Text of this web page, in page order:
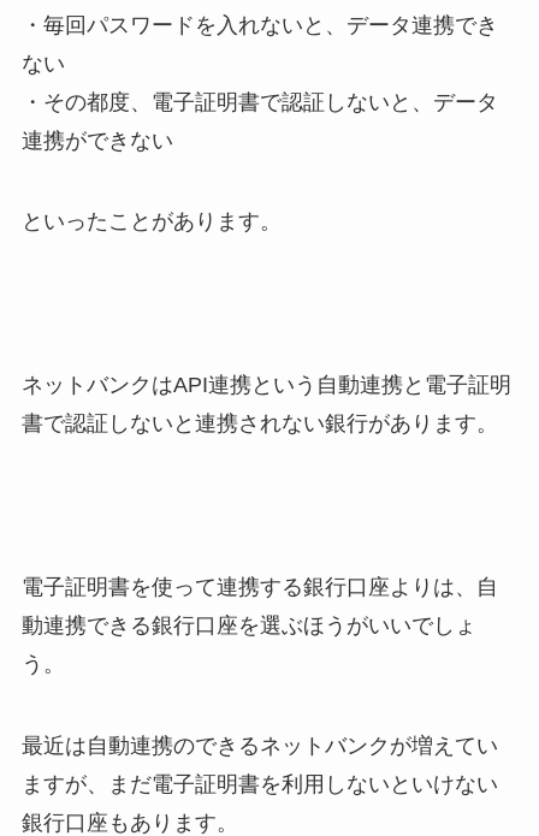
・毎回パスワードを入れないと、データ連携でき
ない
・その都度、電子証明書で認証しないと、データ
連携ができない
といったことがあります。
ネットバンクはAPI連携という自動連携と電子証明
書で認証しないと連携されない銀行があります。
電子証明書を使って連携する銀行口座よりは、自
動連携できる銀行口座を選ぶほうがいいでしょ
う。
最近は自動連携のできるネットバンクが増えてい
ますが、まだ電子証明書を利用しないといけない
銀行口座もあります。